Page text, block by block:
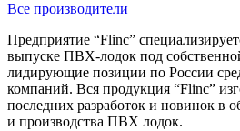
Все производители
Предприятие “Flinc”
выпуске ПВХ-лодок под
лидирующие позиции по России
компаний. Вся продукция “Flinc”
последних разработок и новинок в
и производства ПВХ лодок.